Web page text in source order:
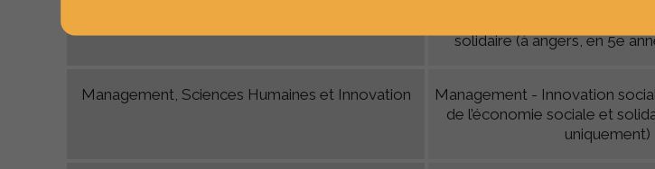
solidaire (à angers, en 5e
Management, Sciences Humaines et Innovation
Management - Innovation
de l’économie sociale et
uniquement)